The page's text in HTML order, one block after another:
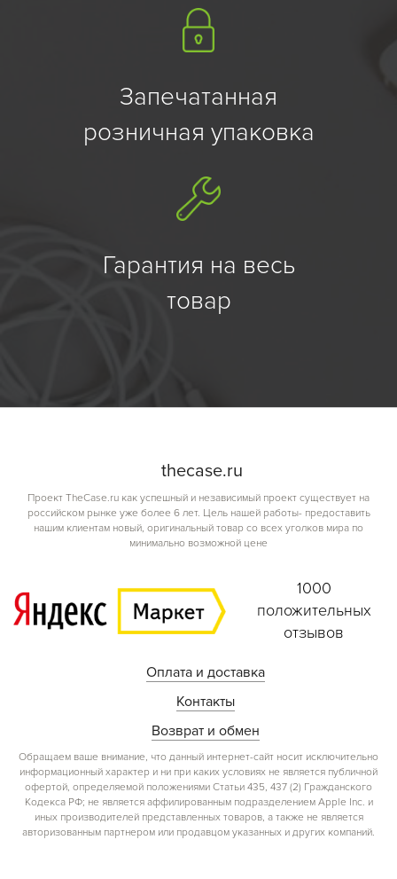
Запечатанная
розничная упаковка
Гарантия на весь
товар
thecase.ru
Проект TheCase.ru как успешный и независимый проект существует на
российском рынке уже более 6 лет. Цель нашей работы- предоставить
нашим клиентам новый, оригинальный товар со всех уголков мира по
минимально возможной цене
1000
положительных
отзывов
Оплата и доставка
Контакты
Возврат и обмен
Обращаем ваше внимание, что данный интернет-сайт носит исключительно
информационный характер и ни при каких условиях не является публичной
офертой, определяемой положениями Статьи 435, 437 (2) Гражданского
Кодекса РФ; не является аффилированным подразделением Apple Inc. и
иных производителей представленных товаров, а также не является
авторизованным партнером или продавцом указанных и других компаний.